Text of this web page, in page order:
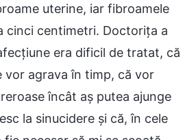
uterine, iar fibroamele
cinci centimetri. Doctorița a
era dificil de tratat, că
vor agrava în timp, că vor
încât aș putea ajunge
la sinucidere și că, în cele